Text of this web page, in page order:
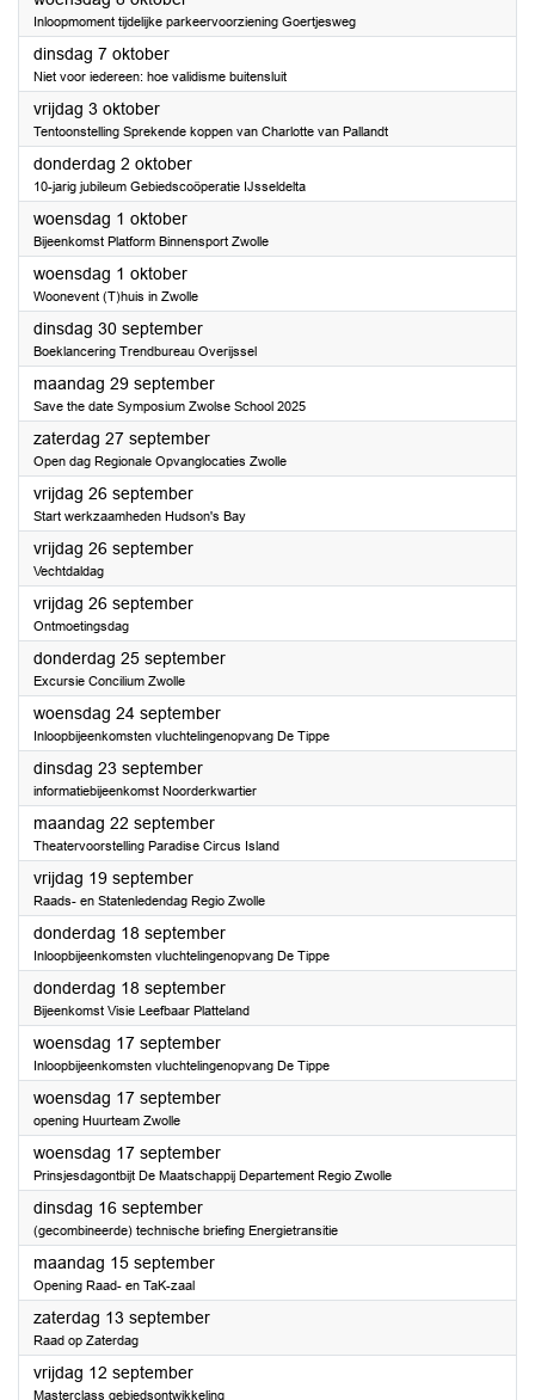
Inloopmoment tijdelijke parkeervoorziening Goertjesweg
dinsdag 7 oktober2025
Niet voor iedereen: hoe validisme buitensluit
vrijdag 3 oktober2025
Tentoonstelling Sprekende koppen van Charlotte van Pallandt
donderdag 2 oktober2025
10-jarig jubileum Gebiedscoöperatie IJsseldelta
woensdag 1 oktober2025
Bijeenkomst Platform Binnensport Zwolle
woensdag 1 oktober2025
Woonevent (T)huis in Zwolle
dinsdag 30 september2025
Boeklancering Trendbureau Overijssel
maandag 29 september2025
Save the date Symposium Zwolse School 2025
zaterdag 27 september2025
Open dag Regionale Opvanglocaties Zwolle
vrijdag 26 september2025
Start werkzaamheden Hudson's Bay
vrijdag 26 september2025
Vechtdaldag
vrijdag 26 september2025
Ontmoetingsdag
donderdag 25 september2025
Excursie Concilium Zwolle
woensdag 24 september2025
Inloopbijeenkomsten vluchtelingenopvang De Tippe
dinsdag 23 september2025
informatiebijeenkomst Noorderkwartier
maandag 22 september2025
Theatervoorstelling Paradise Circus Island
vrijdag 19 september2025
Raads- en Statenledendag Regio Zwolle
donderdag 18 september2025
Inloopbijeenkomsten vluchtelingenopvang De Tippe
donderdag 18 september2025
Bijeenkomst Visie Leefbaar Platteland
woensdag 17 september2025
Inloopbijeenkomsten vluchtelingenopvang De Tippe
woensdag 17 september2025
opening Huurteam Zwolle
woensdag 17 september2025
Prinsjesdagontbijt De Maatschappij Departement Regio Zwolle
dinsdag 16 september2025
(gecombineerde) technische briefing Energietransitie
maandag 15 september2025
Opening Raad- en TaK-zaal
zaterdag 13 september2025
Raad op Zaterdag
vrijdag 12 september2025
Masterclass gebiedsontwikkeling